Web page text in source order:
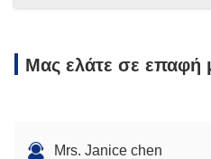
Μας ελάτε σε επαφή
Mrs. Janice chen